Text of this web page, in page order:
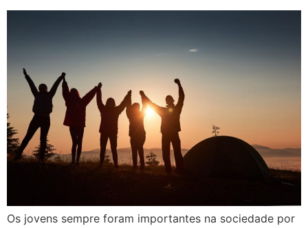
Os jovens sempre foram importantes na sociedade por